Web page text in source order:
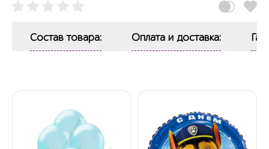
Состав товара: Оплата и доставка: